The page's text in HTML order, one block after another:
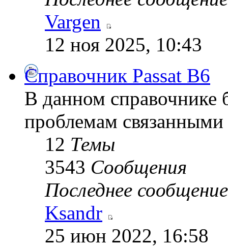
Vargen
12 ноя 2025, 10:43
Справочник Passat B6
В данном справочнике
проблемам
12 Темы
3543 Сообщения
Последнее сообщение
Ksandr
25 июн 2022, 16:58